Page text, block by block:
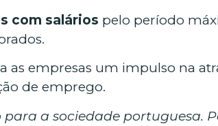
com salários pelo período
as empresas um impulso na
de emprego.
a sociedade portuguesa.